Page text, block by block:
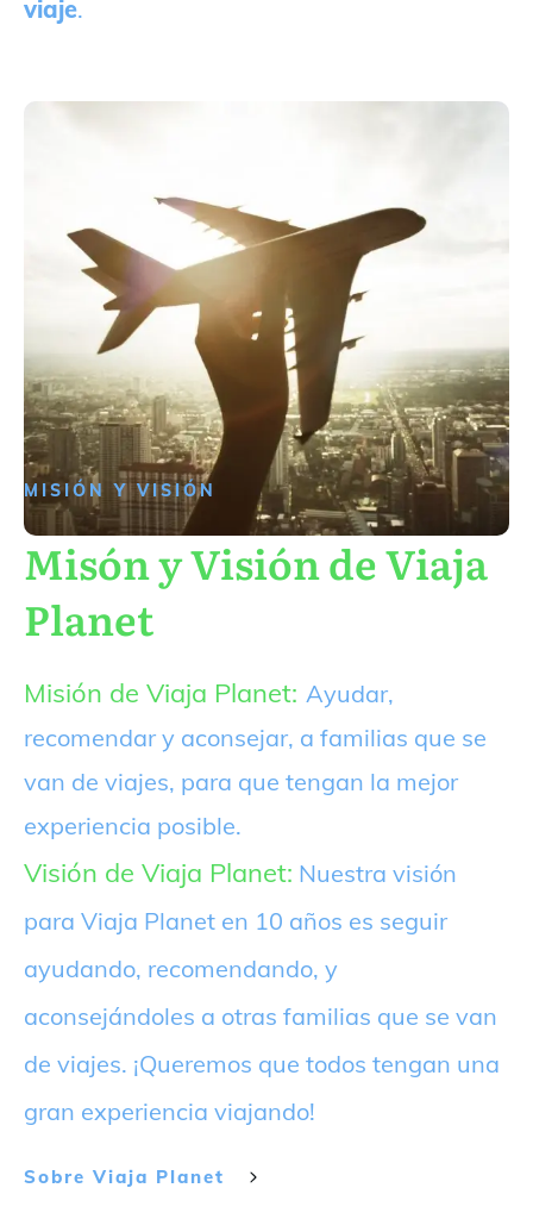
viaje.
MISIÓN Y VISIÓN
Misón y Visión de Viaja
Planet
Misión de Viaja Planet: Ayudar,
recomendar y aconsejar, a familias que se
van de viajes, para que tengan la mejor
experiencia posible.
Visión de Viaja Planet: Nuestra visión
para Viaja Planet en 10 años es seguir
ayudando, recomendando, y
aconsejándoles a otras familias que se van
de viajes. ¡Queremos que todos tengan una
gran experiencia viajando!
Sobre Viaja Planet